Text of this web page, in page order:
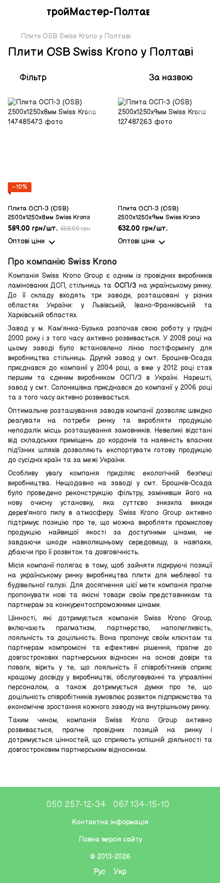
СтройМастер-Полтава
Плити OSB Swiss Krono у Полтаві
Плити OSB Swiss Krono у Полтаві
Фільтр За назвою
−10%
Плита ОСП-3 (OSB)
2500х1250х8мм Swiss Krono
589.00 грн/шт. 658.00 грн
Оптові ціни
Плита ОСП-3 (OSB)
2500х1250х9мм Swiss Krono
632.00 грн/шт.
Оптові ціни
Про компанію Swiss Krono
Компанія Swiss Krono Group є одним із провідних виробників
ламінованих ДСП, стільниць та ОСП/3 на українському ринку.
До її складу входять три заводи, розташовані у різних
областях України: у Львівській, Івано-Франківській та
Харківській областях.
Завод у м. Кам'янка-Бузька розпочав свою роботу у грудні
2000 року і з того часу активно розвивається. У 2008 році на
цьому заводі було встановлено лінію постформінгу для
виробництва стільниць. Другий завод у смт. Брошнів-Осада
приєднався до компанії у 2004 році, а вже у 2012 році став
першим та єдиним виробником ОСП/3 в Україні. Нарешті,
завод у смт. Солоницівка приєднався до компанії у 2006 році
та з того часу активно розвивається.
Оптимальне розташування заводів компанії дозволяє швидко
реагувати на потреби ринку та виробляти продукцію
неподалік місць розташування замовників. Невеликі відстані
від складських приміщень до кордонів та наявність власних
під'їзних шляхів дозволяють експортувати готову продукцію
до сусідніх країн та за межі України.
Особливу увагу компанія приділяє екологічній безпеці
виробництва. Нещодавно на заводі у смт. Брошнів-Осада
було проведено реконструкцію фільтру, замінивши його на
нову очисну установку, яка суттєво знизила викиди
дерев'яного пилу в атмосферу. Swiss Krono Group активно
підтримує позицію про те, що можна виробляти промислову
продукцію найвищої якості за доступними цінами, не
завдаючи шкоди навколишньому середовищу, а навпаки,
дбаючи про її розвиток та довговічність.
Місія компанії полягає в тому, щоб зайняти лідируючі позиції
на українському ринку виробництва плити для меблевої та
будівельної галузі. Для досягнення цієї мети компанія прагне
пропонувати нові та якісні товари своїм представникам та
партнерам за конкурентоспроможними цінами.
Цінності, які дотримується компанія Swiss Krono Group,
включають прагматизм, партнерство, наполегливість,
лояльність та доцільність. Вона пропонує своїм клієнтам та
партнерам компромісні та ефективні рішення, прагне до
довгострокових партнерських відносин на основі довіри та
поваги, вірить у те, що лояльність її співробітників сприяє
кращому досвіду у виробництві, обслуговуванні та управлінні
персоналом, а також дотримується думки про те, що
доцільність співробітників зумовлює розвиток підприємства та
економічне зростання кожного заводу на внутрішньому ринку.
Таким чином, компанія Swiss Krono Group активно
розвивається, прагне провідних позицій на ринку і
дотримується цінностей, що сприяють успішній діяльності та
довгостроковим партнерським відносинам.
050 257-12-34 067 134-15-10
Контактна інформація
Повна версія сайту
© 2013-2026
Рус Укр